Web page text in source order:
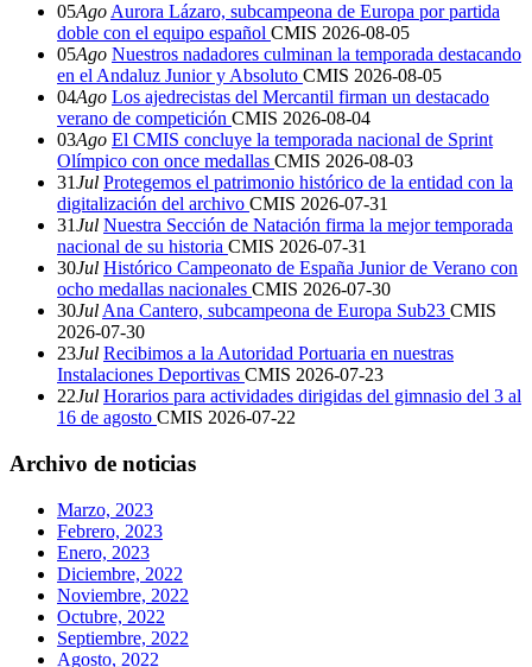
05Ago Aurora Lázaro, subcampeona de Europa por partida
doble con el equipo español CMIS 2026-08-05
05Ago Nuestros nadadores culminan la temporada destacando
en el Andaluz Junior y Absoluto CMIS 2026-08-05
04Ago Los ajedrecistas del Mercantil firman un destacado
verano de competición CMIS 2026-08-04
03Ago El CMIS concluye la temporada nacional de Sprint
Olímpico con once medallas CMIS 2026-08-03
31Jul Protegemos el patrimonio histórico de la entidad con la
digitalización del archivo CMIS 2026-07-31
31Jul Nuestra Sección de Natación firma la mejor temporada
nacional de su historia CMIS 2026-07-31
30Jul Histórico Campeonato de España Junior de Verano con
ocho medallas nacionales CMIS 2026-07-30
30Jul Ana Cantero, subcampeona de Europa Sub23 CMIS
2026-07-30
23Jul Recibimos a la Autoridad Portuaria en nuestras
Instalaciones Deportivas CMIS 2026-07-23
22Jul Horarios para actividades dirigidas del gimnasio del 3 al
16 de agosto CMIS 2026-07-22
Archivo de noticias
Marzo, 2023
Febrero, 2023
Enero, 2023
Diciembre, 2022
Noviembre, 2022
Octubre, 2022
Septiembre, 2022
Agosto, 2022